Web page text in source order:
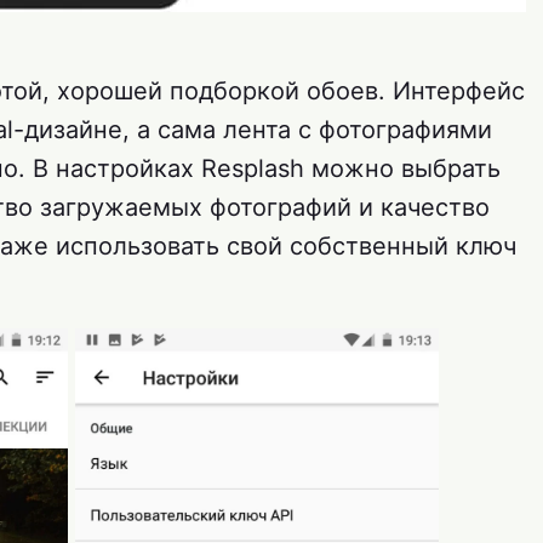
хорошей подборкой обоев. Интерфейс
а сама лента с фотографиями
В настройках Resplash можно выбрать
загружаемых фотографий и качество
использовать свой собственный ключ